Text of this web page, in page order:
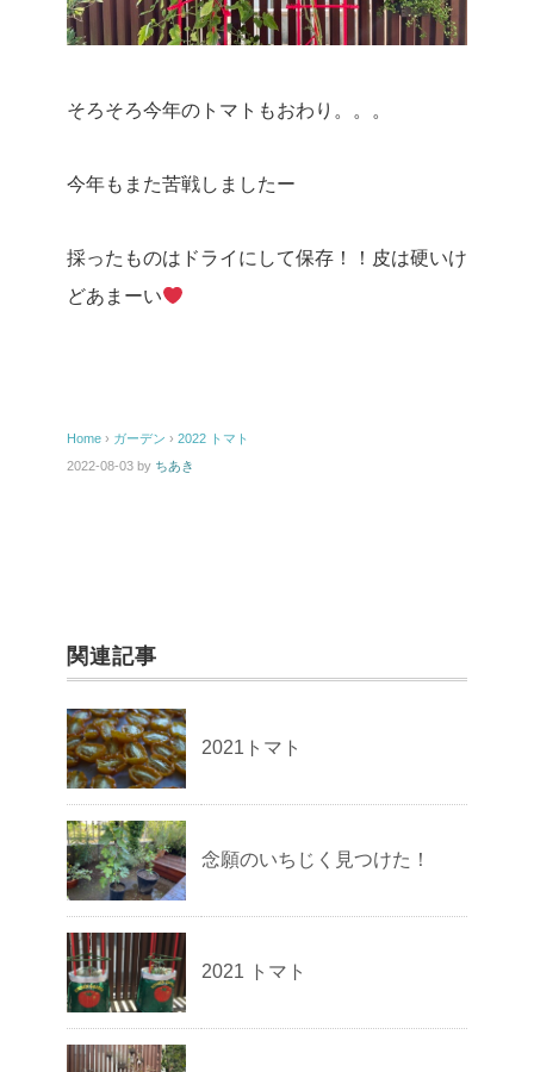
そろそろ今年のトマトもおわり。。。
今年もまた苦戦しましたー
採ったものはドライにして保存！！皮は硬いけ
どあまーい
Home › ガーデン › 2022 トマト
2022-08-03 by ちあき
関連記事
2021トマト
念願のいちじく見つけた！
2021 トマト